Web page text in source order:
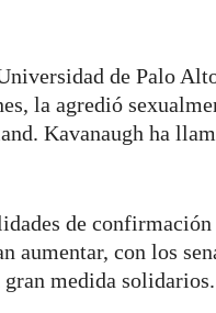
de Palo
la agredió
Kavanaugh ha
de confirmación
aumentar, con los
gran medida solidarios.